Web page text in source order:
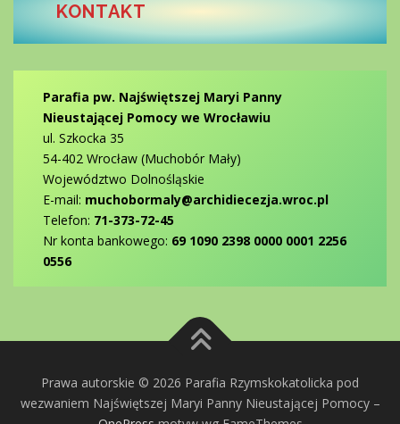
KONTAKT
Parafia pw. Najświętszej Maryi Panny
Nieustającej Pomocy we Wrocławiu
ul. Szkocka 35
54-402 Wrocław (Muchobór Mały)
Województwo Dolnośląskie
E-mail: muchobormaly@archidiecezja.wroc.pl
Telefon: 71-373-72-45
Nr konta bankowego: 69 1090 2398 0000 0001 2256
0556
Prawa autorskie © 2026 Parafia Rzymskokatolicka pod
wezwaniem Najświętszej Maryi Panny Nieustającej Pomocy –